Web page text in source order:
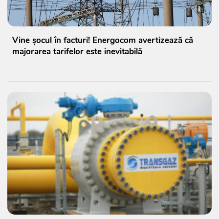
Vine șocul în facturi! Energocom avertizează că
majorarea tarifelor este inevitabilă